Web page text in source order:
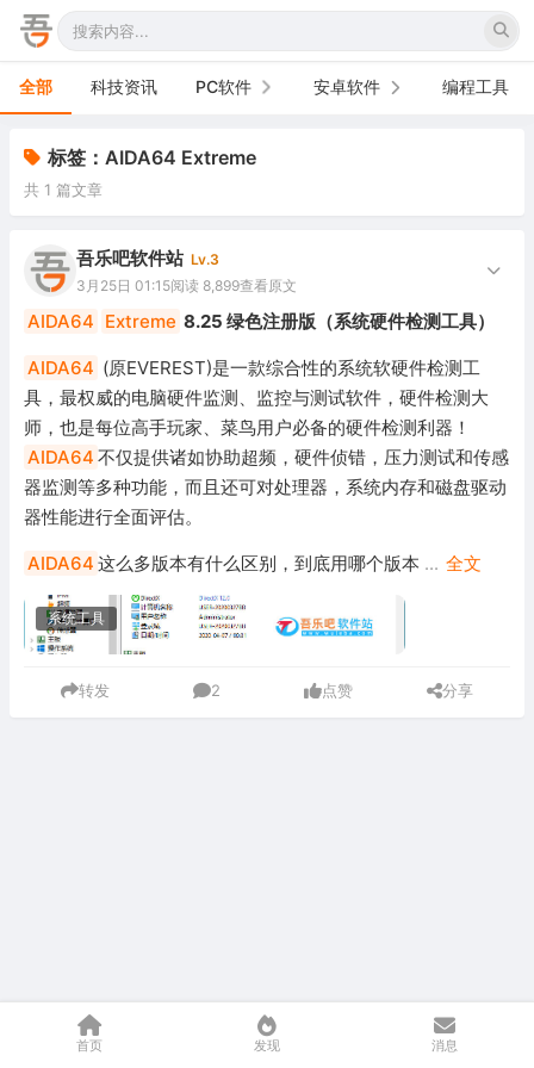
首页 发现 消息
全部 科技资讯 PC软件
办公软件
网络软件
图形图像
游戏娱乐
安全防御
系统下载
系统工具
安卓软件
手机软件
电视软件
车机软件
编程工具
标签：AIDA64 Extreme
共 1 篇文章
吾乐吧软件站 Lv.3
3月25日 01:15阅读 8,899查看原文
AIDA64 Extreme 8.25 绿色注册版（系统硬件检测工具）
AIDA64 (原EVEREST)是一款综合性的系统软硬件检测工
具，最权威的电脑硬件监测、监控与测试软件，硬件检测大
师，也是每位高手玩家、菜鸟用户必备的硬件检测利器！
AIDA64 不仅提供诸如协助超频，硬件侦错，压力测试和传感
器监测等多种功能，而且还可对处理器，系统内存和磁盘驱动
器性能进行全面评估。
AIDA64 这么多版本有什么区别，到底用哪个版本 ... 全文
系统工具
转发 2 点赞 分享